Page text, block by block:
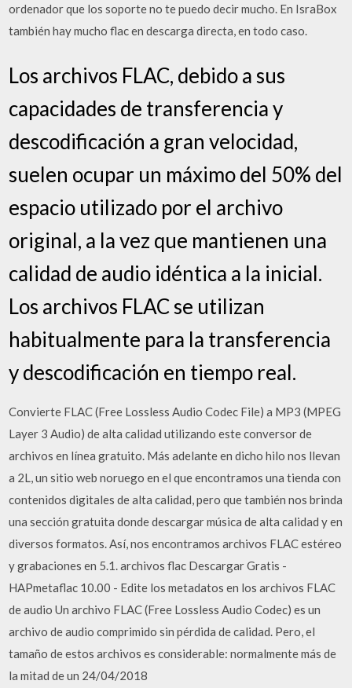
ordenador que los soporte no te puedo decir mucho. En IsraBox
también hay mucho flac en descarga directa, en todo caso.
Los archivos FLAC, debido a sus
capacidades de transferencia y
descodificación a gran velocidad,
suelen ocupar un máximo del 50% del
espacio utilizado por el archivo
original, a la vez que mantienen una
calidad de audio idéntica a la inicial.
Los archivos FLAC se utilizan
habitualmente para la transferencia
y descodificación en tiempo real.
Convierte FLAC (Free Lossless Audio Codec File) a MP3 (MPEG
Layer 3 Audio) de alta calidad utilizando este conversor de
archivos en línea gratuito. Más adelante en dicho hilo nos llevan
a 2L, un sitio web noruego en el que encontramos una tienda con
contenidos digitales de alta calidad, pero que también nos brinda
una sección gratuita donde descargar música de alta calidad y en
diversos formatos. Así, nos encontramos archivos FLAC estéreo
y grabaciones en 5.1. archivos flac Descargar Gratis -
HAPmetaflac 10.00 - Edite los metadatos en los archivos FLAC
de audio Un archivo FLAC (Free Lossless Audio Codec) es un
archivo de audio comprimido sin pérdida de calidad. Pero, el
tamaño de estos archivos es considerable: normalmente más de
la mitad de un 24/04/2018